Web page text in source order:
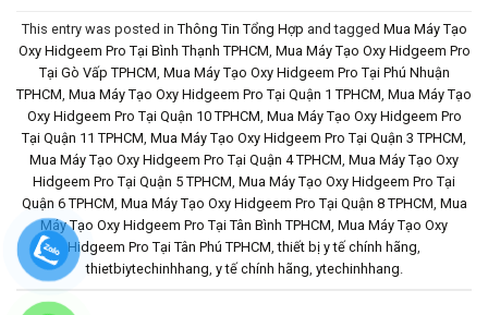
This entry was posted in Thông Tin Tổng Hợp and tagged Mua Máy Tạo
Oxy Hidgeem Pro Tại Bình Thạnh TPHCM, Mua Máy Tạo Oxy Hidgeem Pro
Tại Gò Vấp TPHCM, Mua Máy Tạo Oxy Hidgeem Pro Tại Phú Nhuận
TPHCM, Mua Máy Tạo Oxy Hidgeem Pro Tại Quận 1 TPHCM, Mua Máy Tạo
Oxy Hidgeem Pro Tại Quận 10 TPHCM, Mua Máy Tạo Oxy Hidgeem Pro
Tại Quận 11 TPHCM, Mua Máy Tạo Oxy Hidgeem Pro Tại Quận 3 TPHCM,
Mua Máy Tạo Oxy Hidgeem Pro Tại Quận 4 TPHCM, Mua Máy Tạo Oxy
Hidgeem Pro Tại Quận 5 TPHCM, Mua Máy Tạo Oxy Hidgeem Pro Tại
Quận 6 TPHCM, Mua Máy Tạo Oxy Hidgeem Pro Tại Quận 8 TPHCM, Mua
Máy Tạo Oxy Hidgeem Pro Tại Tân Bình TPHCM, Mua Máy Tạo Oxy
Hidgeem Pro Tại Tân Phú TPHCM,thiết bị y tế chính hãng,
thietbiytechinhhang, y tế chính hãng, ytechinhhang.